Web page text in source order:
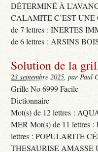
DÉTERMINÉ À
CALAMITE C’EST
de 7 lettres : INERTES
de 6 lettres : ARSINS
Solution de la
23 septembre 2025, par Paul
Grille No 6999 Facile
Dictionnaire
Mot(s) de 12 lettres :
MER Mot(s) de 11 lettres
lettres : POPULARITE
THESAURISE